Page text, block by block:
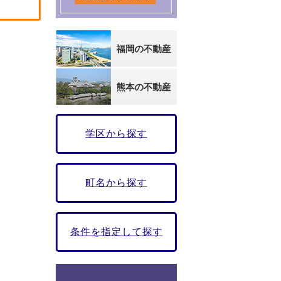
福岡の不動産
熊本の不動産
学区から探す
町名から探す
条件を指定して探す